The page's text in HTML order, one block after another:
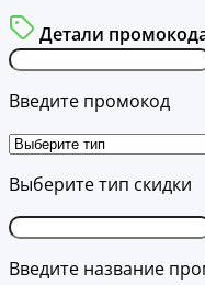
Детали
Введите промокод
Выберите тип скидки
Введите название